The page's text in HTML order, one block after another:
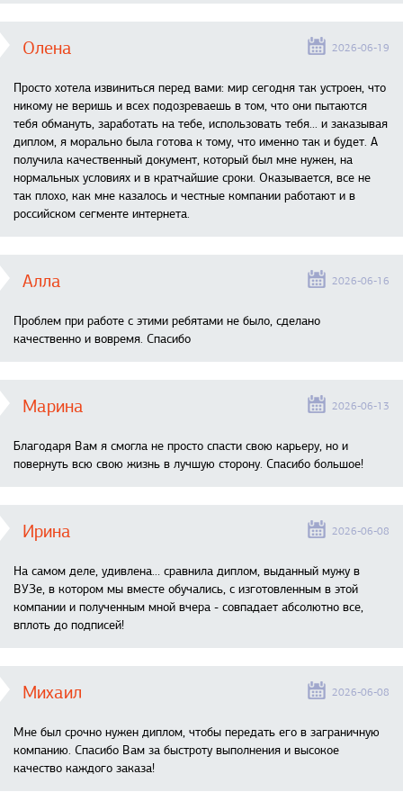
Олена 2026-06-19
Просто хотела извиниться перед вами: мир сегодня так устроен, что
никому не веришь и всех подозреваешь в том, что они пытаются
тебя обмануть, заработать на тебе, использовать тебя... и заказывая
диплом, я морально была готова к тому, что именно так и будет. А
получила качественный документ, который был мне нужен, на
нормальных условиях и в кратчайшие сроки. Оказывается, все не
так плохо, как мне казалось и честные компании работают и в
российском сегменте интернета.
Алла 2026-06-16
Проблем при работе с этими ребятами не было, сделано
качественно и вовремя. Спасибо
Марина 2026-06-13
Благодаря Вам я смогла не просто спасти свою карьеру, но и
повернуть всю свою жизнь в лучшую сторону. Спасибо большое!
Ирина 2026-06-08
На самом деле, удивлена… сравнила диплом, выданный мужу в
ВУЗе, в котором мы вместе обучались, с изготовленным в этой
компании и полученным мной вчера - совпадает абсолютно все,
вплоть до подписей!
Михаил 2026-06-08
Мне был срочно нужен диплом, чтобы передать его в заграничную
компанию. Спасибо Вам за быстроту выполнения и высокое
качество каждого заказа!